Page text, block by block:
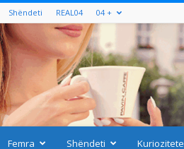
Shëndeti REAL04 04 +
Femra Shëndeti Kuriozitete